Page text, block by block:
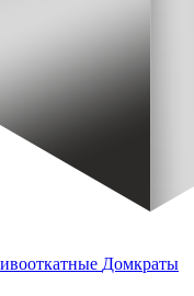
Домкраты